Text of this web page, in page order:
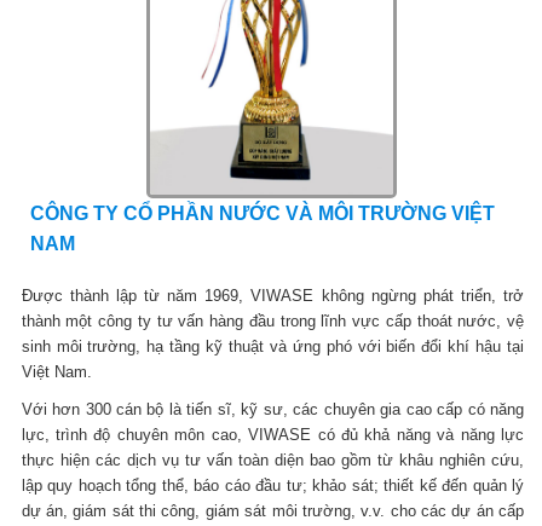
CÔNG TY CỔ PHẦN NƯỚC VÀ MÔI TRƯỜNG VIỆT
NAM
Được thành lập từ năm 1969, VIWASE không ngừng phát triển, trở
thành một công ty tư vấn hàng đầu trong lĩnh vực cấp thoát nước, vệ
sinh môi trường, hạ tầng kỹ thuật và ứng phó với biến đổi khí hậu tại
Việt Nam.
Với hơn 300 cán bộ là tiến sĩ, kỹ sư, các chuyên gia cao cấp có năng
lực, trình độ chuyên môn cao, VIWASE có đủ khả năng và năng lực
thực hiện các dịch vụ tư vấn toàn diện bao gồm từ khâu nghiên cứu,
lập quy hoạch tổng thể, báo cáo đầu tư; khảo sát; thiết kế đến quản lý
dự án, giám sát thi công, giám sát môi trường, v.v. cho các dự án cấp